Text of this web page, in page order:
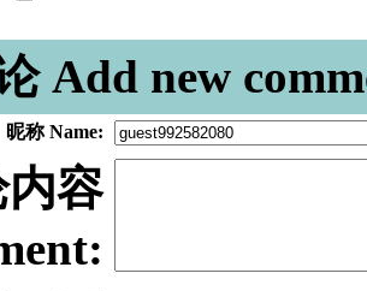
Add new
昵称 Name:
容